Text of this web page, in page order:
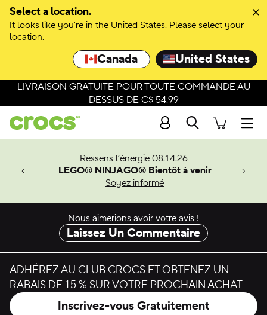
Select a location.
It looks like you're in the United States. Please select your
location.
Canada United States
Passer à la sélection de couleurs
Passer aux détails du produit
LIVRAISON GRATUITE POUR TOUTE COMMANDE AU
DESSUS DE C$ 54.99
Recherche
Ressens l’énergie 08.14.26
LEGO® NINJAGO® Bientôt à venir
Soyez informé
Man.
Nous aimerions avoir votre avis !
Laissez Un Commentaire
ADHÉREZ AU CLUB CROCS ET OBTENEZ UN
RABAIS DE 15 % SUR VOTRE PROCHAIN ACHAT
Inscrivez-vous Gratuitement